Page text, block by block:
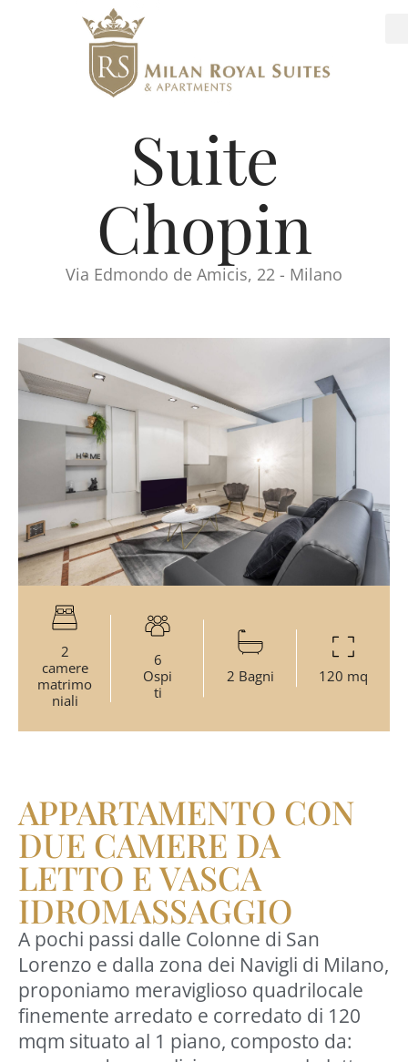
Suite
Chopin
Via Edmondo de Amicis, 22 - Milano
2
camere
matrimo
niali
6
Ospi
ti
2 Bagni 120 mq
APPARTAMENTO CON
DUE CAMERE DA
LETTO E VASCA
IDROMASSAGGIO
A pochi passi dalle Colonne di San
Lorenzo e dalla zona dei Navigli di Milano,
proponiamo meraviglioso quadrilocale
finemente arredato e corredato di 120
mqm situato al 1 piano, composto da: